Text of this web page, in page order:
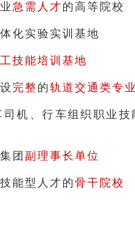
急需人才的高等院校
化实验实训基地
技能培训基地
完整的轨道交通类专
机、行车组织职业技
团 副理事长单位
能型人才的骨干院校